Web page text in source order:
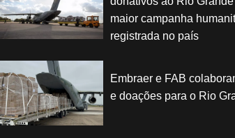
maior campanha
registrada no país
Embraer e FAB
e doações para o Rio